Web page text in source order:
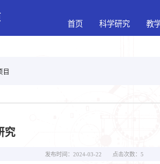
首页 科学研究 教
目
究
发布时间：2024-03-22 点击次数： 5